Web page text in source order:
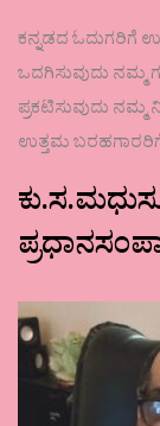
ಕನ್ನಡದ ಓದುಗರಿಗೆ
ಒದಗಿಸುವುದು ನಮ್ಮ
ಪ್ರಕಟಿಸುವುದು
ಉತ್ತಮ